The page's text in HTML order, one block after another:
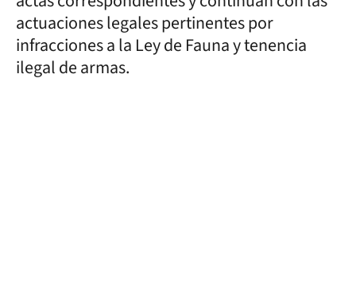
actuaciones legales pertinentes por
infracciones a la Ley de Fauna y tenencia
ilegal de armas.